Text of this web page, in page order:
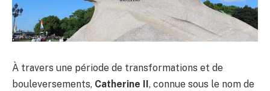
À travers une période de transformations et de
bouleversements, Catherine II , connue sous le nom de